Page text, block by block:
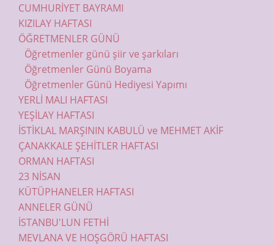
CUMHURİYET BAYRAMI
KIZILAY HAFTASI
ÖĞRETMENLER GÜNÜ
Öğretmenler günü şiir ve şarkıları
Öğretmenler Günü Boyama
Öğretmenler Günü Hediyesi Yapımı
YERLİ MALI HAFTASI
YEŞİLAY HAFTASI
İSTİKLAL MARŞININ KABULÜ ve MEHMET AKİF
ÇANAKKALE ŞEHİTLER HAFTASI
ORMAN HAFTASI
23 NİSAN
KÜTÜPHANELER HAFTASI
ANNELER GÜNÜ
İSTANBU'LUN FETHİ
MEVLANA VE HOŞGÖRÜ HAFTASI